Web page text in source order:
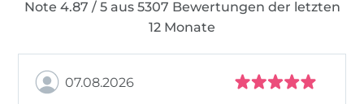
Note 4.87 / 5 aus 5307 Bewertungen der letzten
12 Monate
07.08.2026